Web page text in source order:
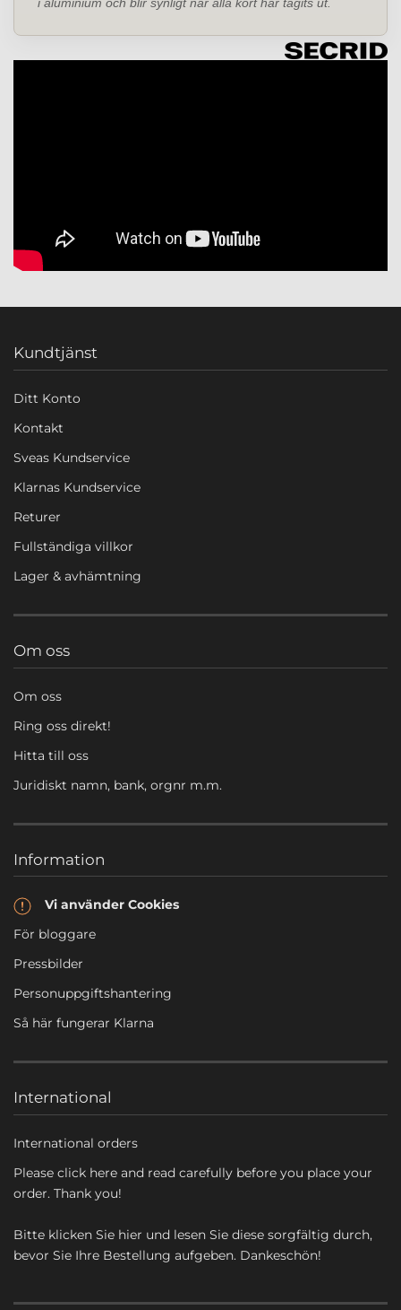
Kundtjänst
Ditt Konto
Kontakt
Sveas Kundservice
Klarnas Kundservice
Returer
Fullständiga villkor
Lager & avhämtning
Om oss
Om oss
Ring oss direkt!
Hitta till oss
Juridiskt namn, bank, orgnr m.m.
Information
Vi använder Cookies
För bloggare
Pressbilder
Personuppgiftshantering
Så här fungerar Klarna
International
International orders
Please click here and read carefully before you place your
order. Thank you!
Bitte klicken Sie hier und lesen Sie diese sorgfältig durch,
bevor Sie Ihre Bestellung aufgeben. Dankeschön!